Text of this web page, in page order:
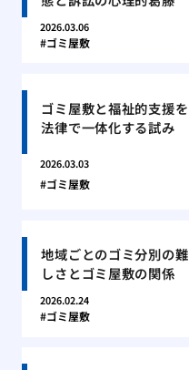
2026.03.06
ゴミ屋敷
ゴミ屋敷と福祉的支援を
法律で一体化する試み
2026.03.03
ゴミ屋敷
地域ごとのゴミ分別の難
しさとゴミ屋敷の関係
2026.02.24
ゴミ屋敷